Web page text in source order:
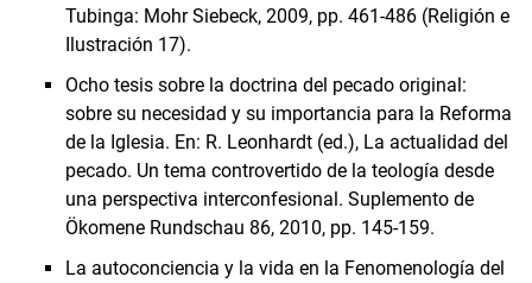
Tubinga: Mohr Siebeck, 2009, pp. 461-486 (Religión e
Ilustración 17).
Ocho tesis sobre la doctrina del pecado original:
sobre su necesidad y su importancia para la Reforma
de la Iglesia. En: R. Leonhardt (ed.), La actualidad del
pecado. Un tema controvertido de la teología desde
una perspectiva interconfesional. Suplemento de
Ökomene Rundschau 86, 2010, pp. 145-159.
La autoconciencia y la vida en la Fenomenología del